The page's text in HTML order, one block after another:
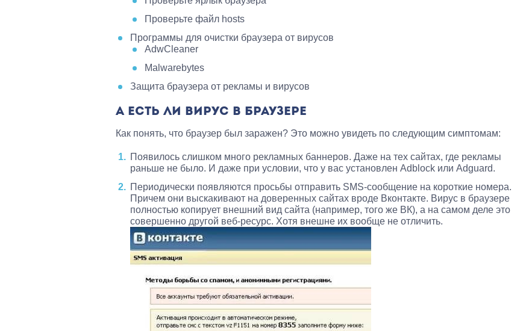
Проверьте файл hosts
Программы для очистки браузера от вирусов
AdwCleaner
Malwarebytes
Защита браузера от рекламы и вирусов
А ЕСТЬ ЛИ ВИРУС В БРАУЗЕРЕ
Как понять, что браузер был заражен? Это можно увидеть по следующим симптомам:
Появилось слишком много рекламных баннеров. Даже на тех сайтах, где рекламы
раньше не было. И даже при условии, что у вас установлен Adblock или Adguard.
Периодически появляются просьбы отправить SMS-сообщение на короткие номера.
Причем они выскакивают на доверенных сайтах вроде Вконтакте. Вирус в браузере
полностью копирует внешний вид сайта (например, того же ВК), а на самом деле это
совершенно другой веб-ресурс. Хотя внешне их вообще не отличить.